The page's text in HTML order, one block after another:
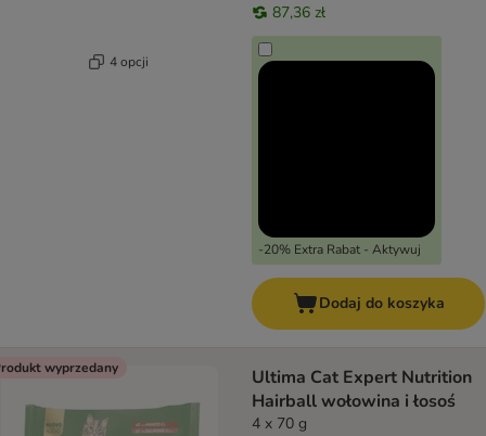
4 opcji
87,36 zł
-20% Extra Rabat - Aktywuj
Dodaj do koszyka
wyprzedany
Ultima Cat Expert Nutrition
Hairball wołowina i łosoś
4 x 70 g